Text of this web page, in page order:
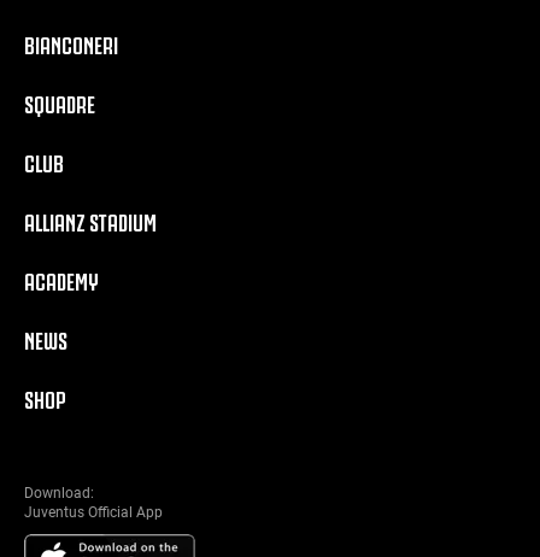
BIANCONERI
SQUADRE
CLUB
ALLIANZ STADIUM
ACADEMY
NEWS
SHOP
Download:
Juventus Official App